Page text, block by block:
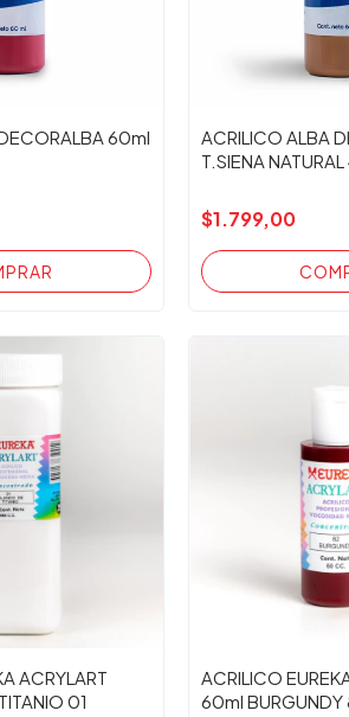
60ml
ACRILICO ALBA
T.SIENA
$1.799,00
ACRYLART
01
ACRILICO
60ml BURGUNDY